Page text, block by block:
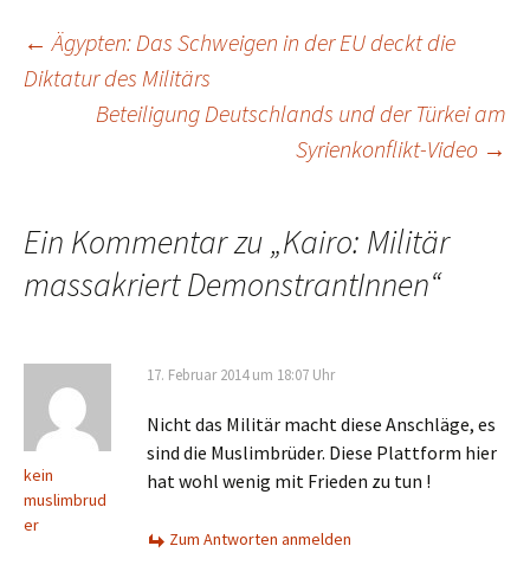
Beitragsnavigation
← Ägypten: Das Schweigen in der EU deckt die
Diktatur des Militärs
Beteiligung Deutschlands und der Türkei am
Syrienkonflikt-Video →
Ein Kommentar zu „Kairo: Militär
massakriert DemonstrantInnen“
kein
muslimbrud
er
17. Februar 2014 um 18:07 Uhr
Nicht das Militär macht diese Anschläge, es
sind die Muslimbrüder. Diese Plattform hier
hat wohl wenig mit Frieden zu tun !
Zum Antworten anmelden